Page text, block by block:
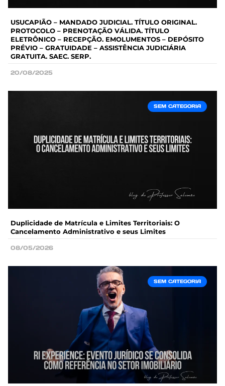
USUCAPIÃO – MANDADO JUDICIAL. TÍTULO ORIGINAL.
PROTOCOLO – PRENOTAÇÃO VÁLIDA. TÍTULO
ELETRÔNICO – RECEPÇÃO. EMOLUMENTOS – DEPÓSITO
PRÉVIO – GRATUIDADE – ASSISTÊNCIA JUDICIÁRIA
GRATUITA. SAEC. SERP.
20/08/2025
SEM CATEGORIA
Duplicidade de Matrícula e Limites Territoriais: O
Cancelamento Administrativo e seus Limites
08/05/2026
SEM CATEGORIA